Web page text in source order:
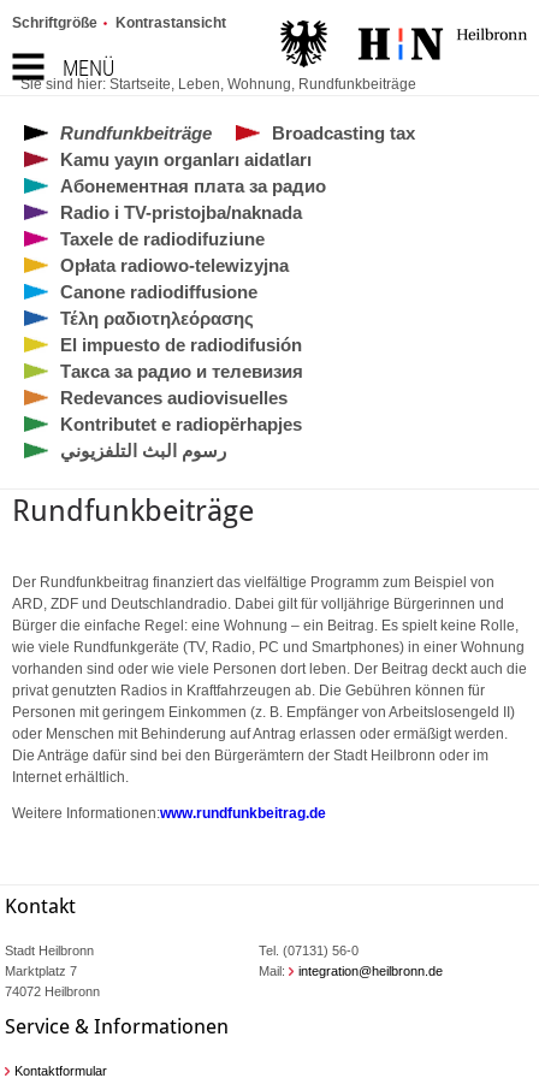
MENÜ
Schriftgröße Kontrastansicht
Sie sind hier: Startseite, Leben, Wohnung, Rundfunkbeiträge
Rundfunkbeiträge
Broadcasting tax
Kamu yayın organları aidatları
Абонементная плата за радио
Radio i TV-pristojba/naknada
Taxele de radiodifuziune
Opłata radiowo-telewizyjna
Canone radiodiffusione
Τέλη ραδιοτηλεόρασης
El impuesto de radiodifusión
Такса за радио и телевизия
Redevances audiovisuelles
Kontributet e radiopërhapjes
رسوم البث التلفزيوني
Rundfunkbeiträge
Der Rundfunkbeitrag finanziert das vielfältige Programm zum Beispiel von
ARD, ZDF und Deutschlandradio. Dabei gilt für volljährige Bürgerinnen und
Bürger die einfache Regel: eine Wohnung – ein Beitrag. Es spielt keine Rolle,
wie viele Rundfunkgeräte (TV, Radio, PC und Smartphones) in einer Wohnung
vorhanden sind oder wie viele Personen dort leben. Der Beitrag deckt auch die
privat genutzten Radios in Kraftfahrzeugen ab. Die Gebühren können für
Personen mit geringem Einkommen (z. B. Empfänger von Arbeitslosengeld II)
oder Menschen mit Behinderung auf Antrag erlassen oder ermäßigt werden.
Die Anträge dafür sind bei den Bürgerämtern der Stadt Heilbronn oder im
Internet erhältlich.
Weitere Informationen:www.rundfunkbeitrag.de
Kontakt
Stadt Heilbronn
Marktplatz 7
74072 Heilbronn
Tel. (07131) 56-0
Mail:
integration@heilbronn.de
Service & Informationen
Kontaktformular